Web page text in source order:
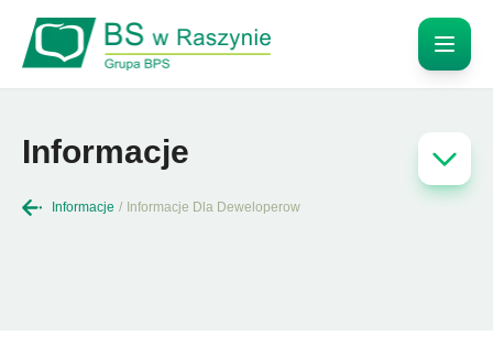
Informacje
Informacje / Informacje Dla Deweloperow